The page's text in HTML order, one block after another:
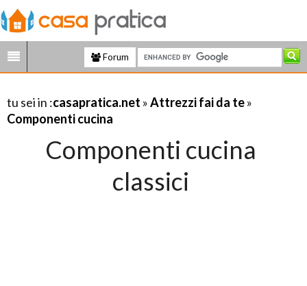
Forum
tu sei in :casapratica.net »Attrezzi fai da te»
Componenti cucina
Componenti cucina
classici